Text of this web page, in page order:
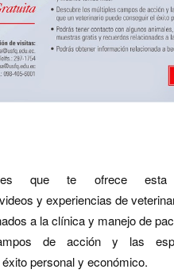
que te ofrece
y experiencias de
a la clínica y manejo de
de acción y las
personal y económico.